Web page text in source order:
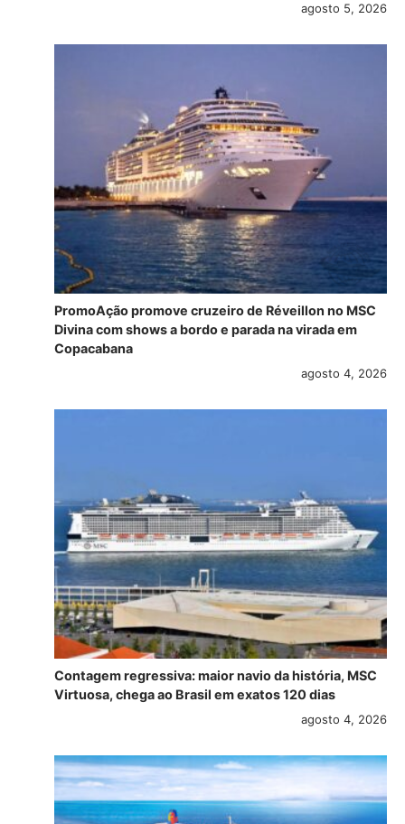
agosto 5, 2026
PromoAção promove cruzeiro de Réveillon no MSC
Divina com shows a bordo e parada na virada em
Copacabana
agosto 4, 2026
Contagem regressiva: maior navio da história, MSC
Virtuosa, chega ao Brasil em exatos 120 dias
agosto 4, 2026